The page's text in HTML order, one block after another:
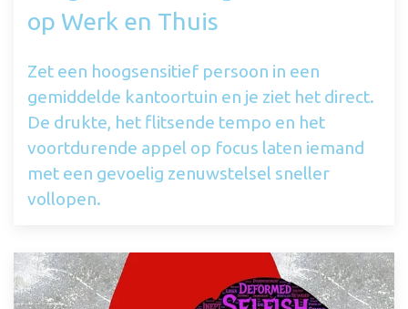
op Werk en Thuis
Zet een hoogsensitief persoon in een
gemiddelde kantoortuin en je ziet het direct.
De drukte, het flitsende tempo en het
voortdurende appel op focus laten iemand
met een gevoelig zenuwstelsel sneller
vollopen.